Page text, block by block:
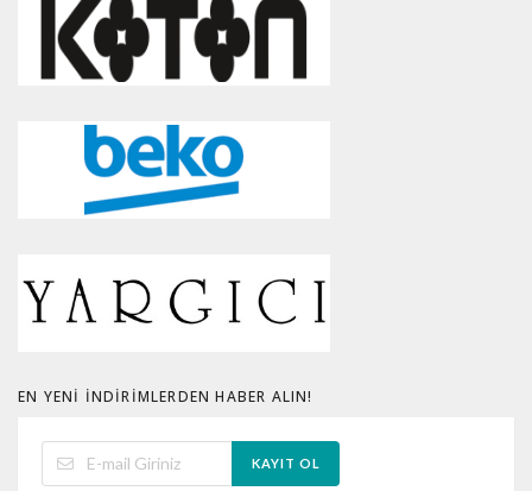
EN YENI İNDIRIMLERDEN HABER ALIN!
KAYIT OL